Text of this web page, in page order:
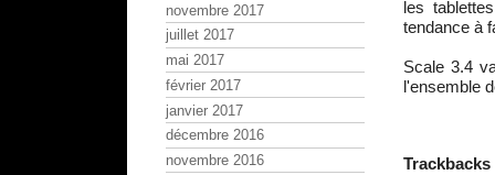
les
tendance à
Scale 3.4
l'ensemble
Trackbacks
novembre 2017
juillet 2017
mai 2017
février 2017
janvier 2017
décembre 2016
novembre 2016